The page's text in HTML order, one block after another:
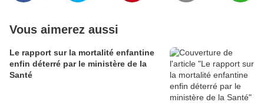
Vous aimerez aussi
Le rapport sur la mortalité enfantine
enfin déterré par le ministère de la
Santé